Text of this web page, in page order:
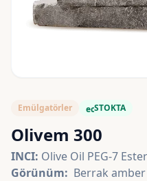
Emülgatörler ecoSTOKTA
Olivem 300
INCI: Olive Oil PEG-7
Görünüm: Berrak amber